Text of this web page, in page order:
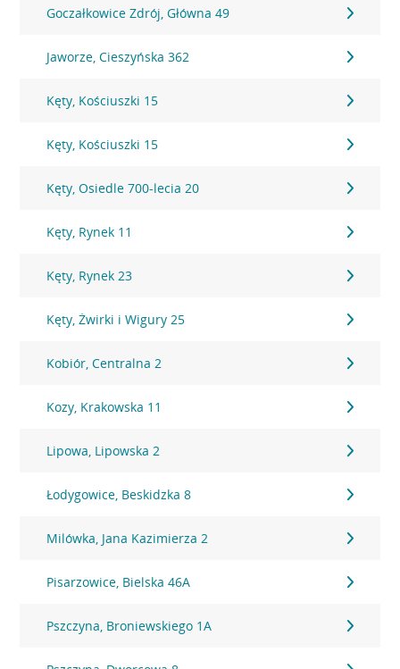
Goczałkowice Zdrój, Główna 49
Jaworze, Cieszyńska 362
Kęty, Kościuszki 15
Kęty, Kościuszki 15
Kęty, Osiedle 700-lecia 20
Kęty, Rynek 11
Kęty, Rynek 23
Kęty, Żwirki i Wigury 25
Kobiór, Centralna 2
Kozy, Krakowska 11
Lipowa, Lipowska 2
Łodygowice, Beskidzka 8
Milówka, Jana Kazimierza 2
Pisarzowice, Bielska 46A
Pszczyna, Broniewskiego 1A